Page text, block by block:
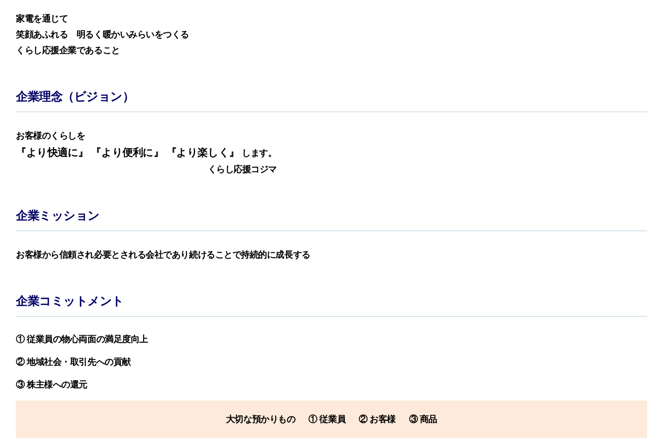
家電を通じて
笑顔あふれる 明るく暖かいみらいをつくる
くらし応援企業であること
企業理念（ビジョン）
お客様のくらしを
『より快適に』 『より便利に』 『より楽しく』
します。
くらし応援コジマ
企業ミッション
お客様から信頼され必要とされる会社であり続けることで持続的に成長する
企業コミットメント
① 従業員の物心両面の満足度向上
② 地域社会・取引先への貢献
③ 株主様への還元
大切な預かりもの ① 従業員 ② お客様 ③ 商品